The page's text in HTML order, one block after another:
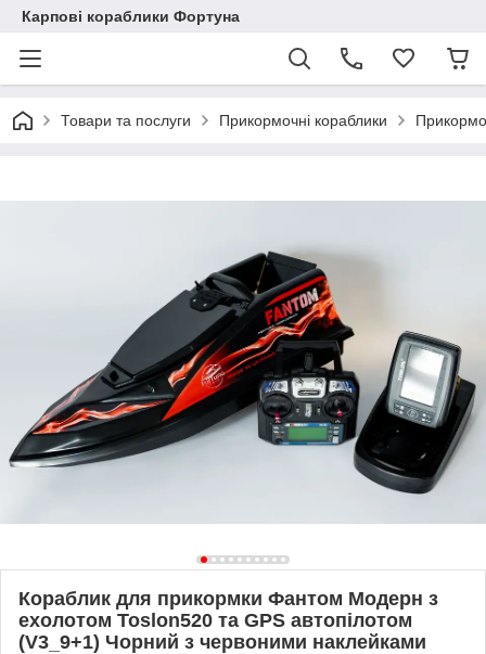
Карпові кораблики Фортуна
Товари та послуги Прикормочні кораблики
Кораблик для прикормки Фантом Модерн з
ехолотом Toslon520 та GPS автопілотом
(V3_9+1) Чорний з червоними наклейками